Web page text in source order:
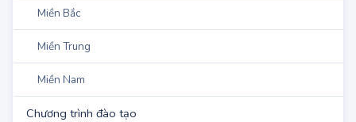
Khu vực TP.HCM
Miền Bắc
Miền Trung
Miền Nam